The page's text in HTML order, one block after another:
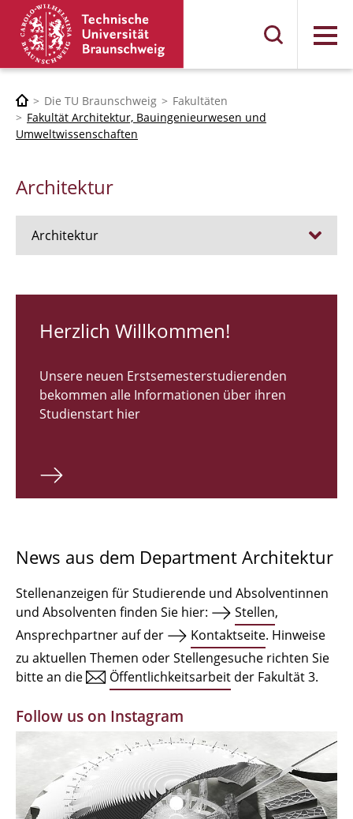
Menü
Die TU Braunschweig
Fakultäten
Fakultät Architektur, Bauingenieurwesen und
Umweltwissenschaften
Architektur
Architektur
RUNDGANG 26
Bachelor Architektur
Master Architektur
Qualifikationsprofil
Institute
Einrichtungen
Zeichensäle
MBW | Modellbauwerkstatt
Alumni | cloud club
Dokumente und Downloads
Herzlich Willkommen!
Unsere neuen Erstsemesterstudierenden
bekommen alle Informationen über ihren
Studienstart hier
News aus dem Department Architektur
Stellenanzeigen für Studierende und Absolventinnen
und Absolventen finden Sie hier:
Stellen,
Ansprechpartner auf der
Kontaktseite. Hinweise
zu aktuellen Themen oder Stellengesuche richten Sie
bitte an die
Öffentlichkeitsarbeit der Fakultät 3.
Follow us on Instagram